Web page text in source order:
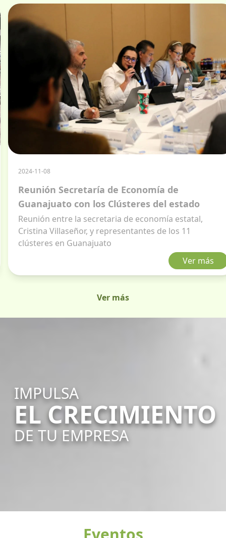
de
del estado
estatal,
de los 11
LXIII Convención
Químicos
Instituto Mexicano de
63ava Convención Nacional
25 al 29 de noviembre en la
Ver más
IMPULSA
EL CRECIMIENTO
DE TU EMPRESA